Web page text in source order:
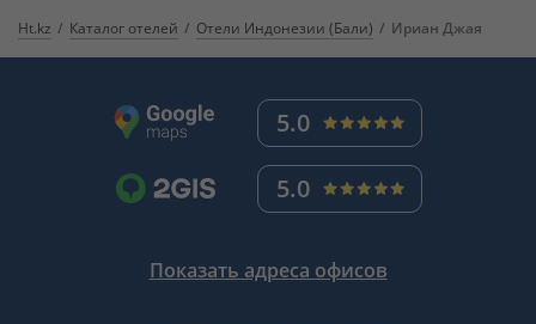
Ht.kz Каталог отелей Отели Индонезии (Бали) Ириан Джая
5.0
5.0
Показать адреса офисов